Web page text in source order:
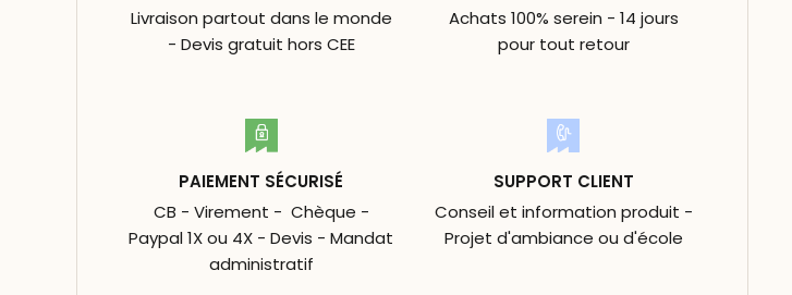
Livraison partout dans le monde
- Devis gratuit hors CEE
Achats 100% serein - 14 jours
pour tout retour
PAIEMENT SÉCURISÉ
CB - Virement - Chèque -
Paypal 1X ou 4X - Devis - Mandat
administratif
SUPPORT CLIENT
Conseil et information produit -
Projet d'ambiance ou d'école